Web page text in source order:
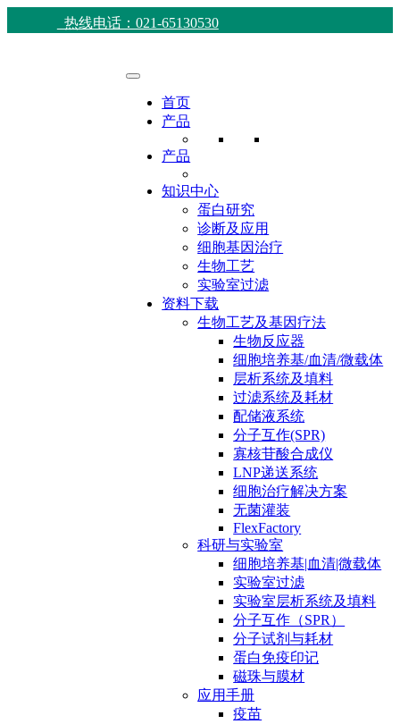
热线电话：021-65130530
首页
产品
产品
知识中心
蛋白研究
诊断及应用
细胞基因治疗
生物工艺
实验室过滤
资料下载
生物工艺及基因疗法
生物反应器
细胞培养基/血清/微载体
层析系统及填料
过滤系统及耗材
配储液系统
分子互作(SPR)
寡核苷酸合成仪
LNP递送系统
细胞治疗解决方案
无菌灌装
FlexFactory
科研与实验室
细胞培养基|血清|微载体
实验室过滤
实验室层析系统及填料
分子互作（SPR）
分子试剂与耗材
蛋白免疫印记
磁珠与膜材
应用手册
疫苗